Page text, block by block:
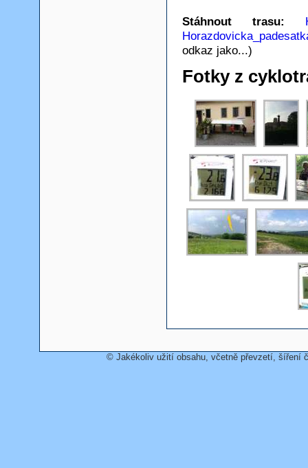
Stáhnout trasu:
odkaz jako...)
Fotky z
© Jakékoliv užití obsahu, včetně převzetí, šíření